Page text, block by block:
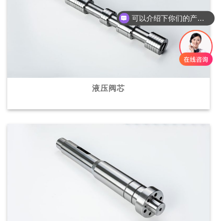
液压阀芯
可以介绍下你们的产品么？